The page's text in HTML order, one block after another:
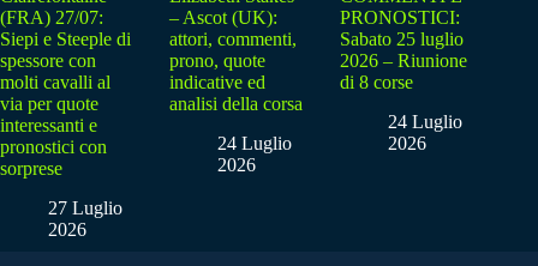
(FRA) 27/07:
Siepi e Steeple di
spessore con
molti cavalli al
via per quote
interessanti e
pronostici con
sorprese
27 Luglio
2026
– Ascot (UK):
attori, commenti,
prono, quote
indicative ed
analisi della corsa
24 Luglio
2026
PRONOSTICI:
Sabato 25 luglio
2026 – Riunione
di 8 corse
24 Luglio
2026